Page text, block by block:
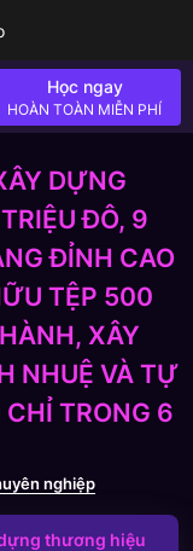
Học ngay
HOÀN TOÀN MIỄN PHÍ
DỰNG
ĐÔ, 9
ĐỈNH CAO
TỆP 500
XÂY
NHUỆ VÀ TỰ
TRONG 6
nghiệp
thương hiệu